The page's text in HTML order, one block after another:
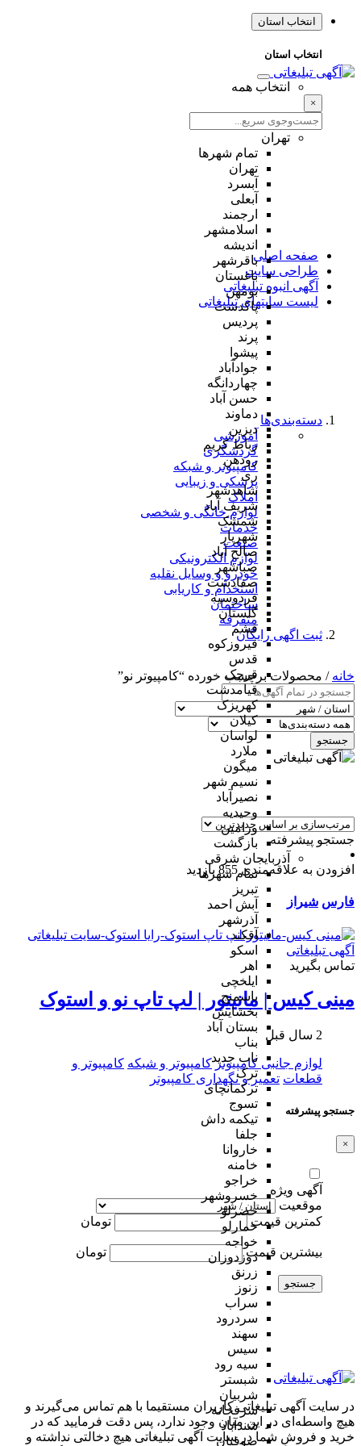
انتخاب استان
انتخاب استان
انتخاب همه
×
تهران
تمام شهر‌ها
تهران
آبسرد
آبعلی
ارجمند
اسلامشهر
اندیشه
باقرشهر
باغستان
بومهن
پاکدشت
پردیس
پرند
پیشوا
جوادآباد
چهاردانگه
حسن آباد
دماوند
دیزین
رباط کریم
رودهن
ری
شاهدشهر
شریف آباد
شمشک
شهریار
صالح آباد
صباشهر
صفادشت
فردوسیه
گلستان
فشم
فیروزکوه
قدس
قرچک
قیامدشت
کهریزک
کیلان
لواسان
ملارد
میگون
نسیم شهر
نصیرآباد
وحیدیه
ورامین
بازگشت
آذربایجان شرقی
تمام شهر‌ها
تبریز
آبش احمد
آذرشهر
آقکند
اسکو
اهر
ایلخچی
باسمنج
بخشایش
بستان آباد
بناب
ناب جدید
ترک
ترکمانچای
تسوج
تیکمه داش
جلفا
خاروانا
خامنه
خراجو
خسروشهر
خضرلو
خمارلو
خواجه
دوزدوزان
زرنق
زنوز
سراب
سردرود
سهند
سیس
سیه رود
شبستر
شربیان
شرفخانه
شندآباد
صوفیان
صفحه اصلی
طراحی سایت
آگهی انبوه تبلیغاتی
لیست سایتهای تبلیغاتی
دسته‌بندی‌ها
آموزشی
گردشگری
کامپیوتر و شبکه
پزشکی و زیبایی
املاک
لوازم خانگی و شخصی
خدمات
صنعت
لوازم الکترونیکی
خودرو و وسایل نقلیه
استخدام و کاریابی
ساختمان
متفرقه
ثبت اگهی رایگان
خانه / محصولات برچسب خورده “کامپیوتر نو”
جستجو
جستجو پیشرفته
افزودن به علاقه‌مندی 855 بازدید
فارس شیراز
تماس بگیرید
مینی کیس | مانیتور | لپ تاپ نو و استوک
2 سال قبل
لوازم جانبی کامپیوتر کامپیوتر و شبکه کامپیوتر و
قطعات تعمیر و نگهداری کامپیوتر
جستجو پیشرفته
×
آگهی ویژه
موقعیت
کمترین قیمت
تومان
بیشترین قیمت تومان
جستجو
در سایت آگهی تبلیغاتی کاربران مستقیما با هم تماس می‌گیرند و
هیچ واسطه‌ای در این میان وجود ندارد، پس دقت فرمایید که در
خرید و فروشِ شما در سایت آگهی تبلیغاتی هیچ دخالتی نداشته و